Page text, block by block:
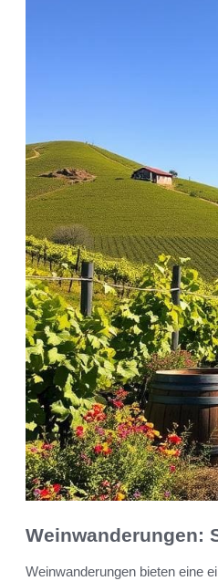
Weinwanderungen:
Weinwanderungen bieten eine